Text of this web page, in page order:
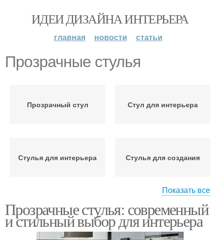
ИДЕИ ДИЗАЙНА ИНТЕРЬЕРА
главная новости статьи
Прозрачные стулья
Прозрачный стул Стул для интерьера
Стулья для интерьера Стулья для создания
Стулья в интерьере
Показать все
Прозрачные стулья: современный
и стильный выбор для интерьера